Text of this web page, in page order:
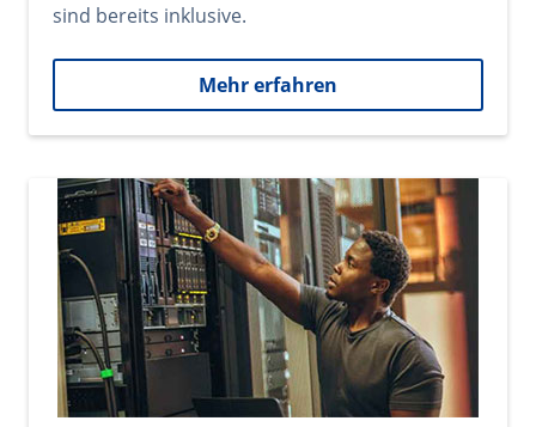
sind bereits inklusive.
Mehr erfahren